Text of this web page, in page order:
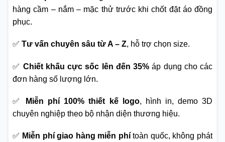
hàng cầm – nắm – mặc thử trước khi chốt đặt áo đồng
phục.
✅ Tư vấn chuyên sâu từ A – Z, hỗ trợ chọn size.
✅ Chiết khấu cực sốc lên đến 35% áp dụng cho các
đơn hàng số lượng lớn.
✅ Miễn phí 100% thiết kế logo, hình in, demo 3D
chuyên nghiệp theo bộ nhận diện thương hiệu.
✅ Miễn phí giao hàng miễn phítoàn quốc, không phát